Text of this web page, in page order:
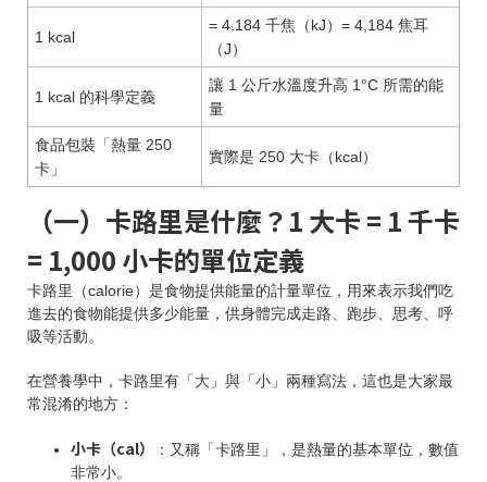
1 kcal
= 4.184 千焦（kJ）= 4,184 焦耳
（J）
1 kcal 的科學定義
讓 1 公斤水溫度升高 1°C 所需的能
量
食品包裝「熱量 250
卡」
實際是 250 大卡（kcal）
（一）卡路里是什麼？1 大卡 = 1 千卡
= 1,000 小卡的單位定義
卡路里（calorie）是食物提供能量的計量單位，用來表示我們吃
進去的食物能提供多少能量，供身體完成走路、跑步、思考、呼
吸等活動。
在營養學中，卡路里有「大」與「小」兩種寫法，這也是大家最
常混淆的地方：
小卡（cal）
：又稱「卡路里」，是熱量的基本單位，數值
非常小。